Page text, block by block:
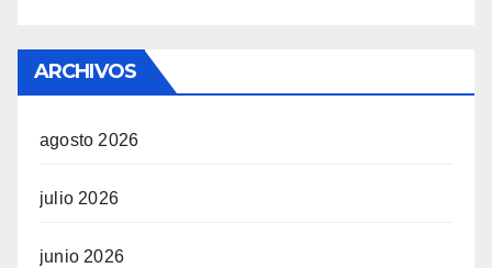
ARCHIVOS
agosto 2026
julio 2026
junio 2026